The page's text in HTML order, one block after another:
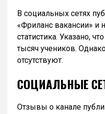
В социальных сетях
«Фриланс вакансии» и
статистика. Указано,
тысяч учеников.
отсутствуют.
СОЦИАЛЬНЫЕ
Отзывы о канале